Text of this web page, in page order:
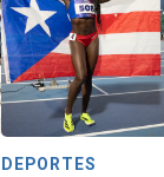
DEPORTES